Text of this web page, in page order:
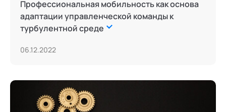
Профессиональная мобильность как основа
адаптации управленческой команды к
турбулентной среде
06.12.2022